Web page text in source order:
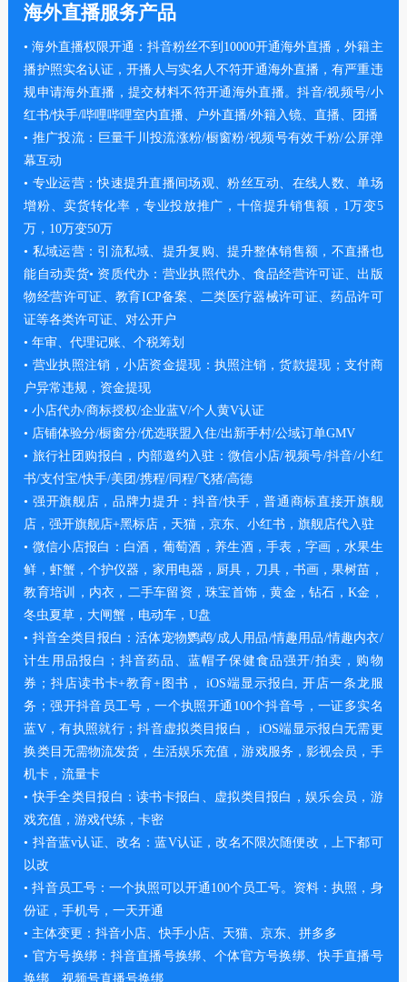
海外直播服务产品
• 海外直播权限开通：抖音粉丝不到10000开通海外直播，外籍主
播护照实名认证，开播人与实名人不符开通海外直播，有严重违
规申请海外直播，提交材料不符开通海外直播。抖音/视频号/小
红书/快手/哔哩哔哩室内直播、户外直播/外籍入镜、直播、团播
• 推广投流：巨量千川投流涨粉/橱窗粉/视频号有效千粉/公屏弹
幕互动
• 专业运营：快速提升直播间场观、粉丝互动、在线人数、单场
增粉、卖货转化率，专业投放推广，十倍提升销售额，1万变5
万，10万变50万
• 私域运营：引流私域、提升复购、提升整体销售额，不直播也
能自动卖货• 资质代办：营业执照代办、食品经营许可证、出版
物经营许可证、教育ICP备案、二类医疗器械许可证、药品许可
证等各类许可证、对公开户
• 年审、代理记账、个税筹划
• 营业执照注销，小店资金提现：执照注销，货款提现；支付商
户异常违规，资金提现
• 小店代办/商标授权/企业蓝V/个人黄V认证
• 店铺体验分/橱窗分/优选联盟入住/出新手村/公域订单GMV
• 旅行社团购报白，内部邀约入驻：微信小店/视频号/抖音/小红
书/支付宝/快手/美团/携程/同程/飞猪/高德
• 强开旗舰店，品牌力提升：抖音/快手，普通商标直接开旗舰
店，强开旗舰店+黑标店，天猫，京东、小红书，旗舰店代入驻
• 微信小店报白：白酒，葡萄酒，养生酒，手表，字画，水果生
鲜，虾蟹，个护仪器，家用电器，厨具，刀具，书画，果树苗，
教育培训，内衣，二手车留资，珠宝首饰，黄金，钻石，K金，
冬虫夏草，大闸蟹，电动车，U盘
• 抖音全类目报白：活体宠物鹦鹉/成人用品/情趣用品/情趣内衣/
计生用品报白；抖音药品、蓝帽子保健食品强开/拍卖，购物
券；抖店读书卡+教育+图书， iOS端显示报白, 开店一条龙服
务；强开抖音员工号，一个执照开通100个抖音号，一证多实名
蓝V，有执照就行；抖音虚拟类目报白， iOS端显示报白无需更
换类目无需物流发货，生活娱乐充值，游戏服务，影视会员，手
机卡，流量卡
• 快手全类目报白：读书卡报白、虚拟类目报白，娱乐会员，游
戏充值，游戏代练，卡密
• 抖音蓝v认证、改名：蓝V认证，改名不限次随便改，上下都可
以改
• 抖音员工号：一个执照可以开通100个员工号。资料：执照，身
份证，手机号，一天开通
• 主体变更：抖音小店、快手小店、天猫、京东、拼多多
• 官方号换绑：抖音直播号换绑、个体官方号换绑、快手直播号
换绑、视频号直播号换绑